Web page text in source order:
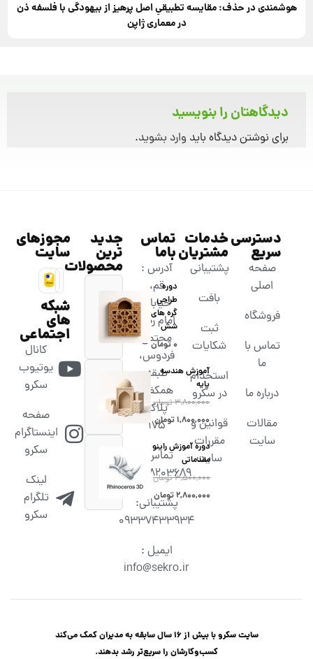
هوشمندی در حذف: مقایسه تطبیقیِ اصل پرهیز از بیهودگی با فلسفه ذن
در معماری ژاپن
دیدگاهتان را بنویسید
برای نوشتن دیدگاه باید وارد بشوید.
دسترسی
سریع
صفحه
اصلی
فروشگاه
تماس با
ما
درباره ما
مقالات
سایت
خدمات
مشتریان
پشتیبانی
بافت
ثبت
شکایات
استخدام
در سکرو
قوانین و
مقررات
سایت
تماس
باما
آدرس :
قم،
خیابان
امام رضا،
مجتمع
فردوس،
طبقه
همکف،
پلاک
۱۷۵
تماس :
02538203689
پشتیبانی:
09337433934
ایمیل :
info@sekro.ir
جدید
ترین
محصولات
دوره
طراحی
گره های
شش
۰تومان
آموزش هندسه
پایه
۳,۸۰۰,۰۰۰تومان
۱,۸۰۰,۰۰۰تومان
دوره آموزش راینو
مقدماتی
۳,۵۰۰,۰۰۰تومان
۲,۸۰۰,۰۰۰تومان
مجوزهای
سایت
شبکه
های
اجتماعی
کانال
یوتیوب
سکرو
صفحه
اینستاگرام
سکرو
لینک
تلگرام
سکرو
سایت سکرو با بیش از 16 سال سابقه به مدیران کمک می‌کند
کسب‌و‌کارشان را سریع‌تر رشد بدهند.